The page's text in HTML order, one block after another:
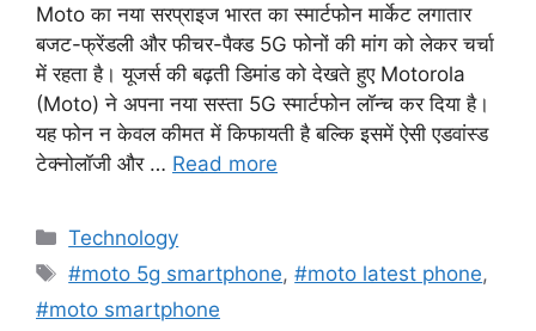
Moto का नया सरप्राइज भारत का स्मार्टफोन मार्केट लगातार
बजट-फ्रेंडली और फीचर-पैक्ड 5G फोनों की मांग को लेकर चर्चा
में रहता है। यूजर्स की बढ़ती डिमांड को देखते हुए Motorola
(Moto) ने अपना नया सस्ता 5G स्मार्टफोन लॉन्च कर दिया है।
यह फोन न केवल कीमत में किफायती है बल्कि इसमें ऐसी एडवांस्ड
टेक्नोलॉजी और … Read more
Categories
Technology
Tags
#moto 5g smartphone,#moto latest phone,
#moto smartphone